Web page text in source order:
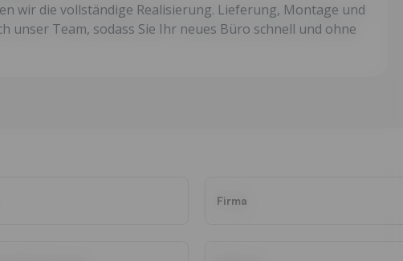
wir die vollständige Realisierung. Lieferung, Montage und
unser Team, sodass Sie Ihr neues Büro schnell und ohne